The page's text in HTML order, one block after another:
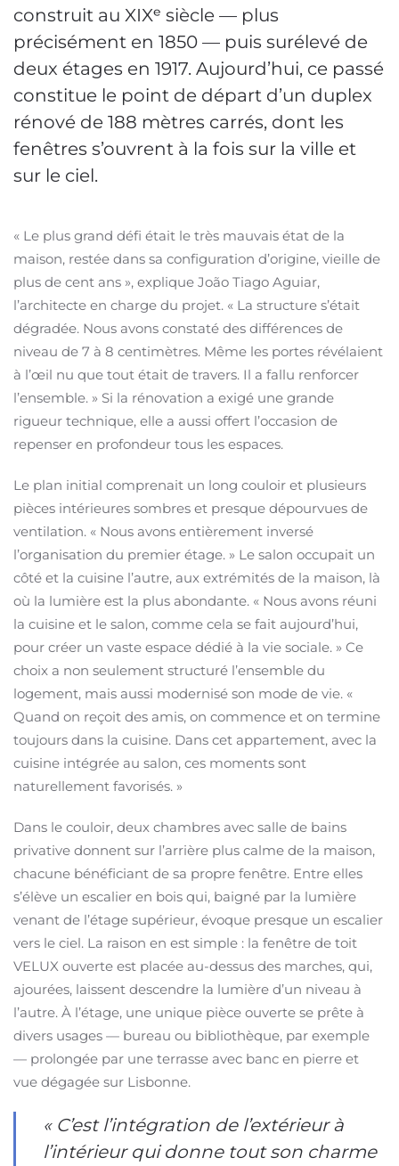
construit au XIXᵉ siècle — plus
précisément en 1850 — puis surélevé de
deux étages en 1917. Aujourd’hui, ce passé
constitue le point de départ d’un duplex
rénové de 188 mètres carrés, dont les
fenêtres s’ouvrent à la fois sur la ville et
sur le ciel.
« Le plus grand défi était le très mauvais état de la
maison, restée dans sa configuration d’origine, vieille de
plus de cent ans », explique João Tiago Aguiar,
l’architecte en charge du projet. « La structure s’était
dégradée. Nous avons constaté des différences de
niveau de 7 à 8 centimètres. Même les portes révélaient
à l’œil nu que tout était de travers. Il a fallu renforcer
l’ensemble. » Si la rénovation a exigé une grande
rigueur technique, elle a aussi offert l’occasion de
repenser en profondeur tous les espaces.
Le plan initial comprenait un long couloir et plusieurs
pièces intérieures sombres et presque dépourvues de
ventilation. « Nous avons entièrement inversé
l’organisation du premier étage. » Le salon occupait un
côté et la cuisine l’autre, aux extrémités de la maison, là
où la lumière est la plus abondante. « Nous avons réuni
la cuisine et le salon, comme cela se fait aujourd’hui,
pour créer un vaste espace dédié à la vie sociale. » Ce
choix a non seulement structuré l’ensemble du
logement, mais aussi modernisé son mode de vie. «
Quand on reçoit des amis, on commence et on termine
toujours dans la cuisine. Dans cet appartement, avec la
cuisine intégrée au salon, ces moments sont
naturellement favorisés. »
Dans le couloir, deux chambres avec salle de bains
privative donnent sur l’arrière plus calme de la maison,
chacune bénéficiant de sa propre fenêtre. Entre elles
s’élève un escalier en bois qui, baigné par la lumière
venant de l’étage supérieur, évoque presque un escalier
vers le ciel. La raison en est simple : la fenêtre de toit
VELUX ouverte est placée au-dessus des marches, qui,
ajourées, laissent descendre la lumière d’un niveau à
l’autre. À l’étage, une unique pièce ouverte se prête à
divers usages — bureau ou bibliothèque, par exemple
— prolongée par une terrasse avec banc en pierre et
vue dégagée sur Lisbonne.
« C’est l’intégration de l’extérieur à
l’intérieur qui donne tout son charme